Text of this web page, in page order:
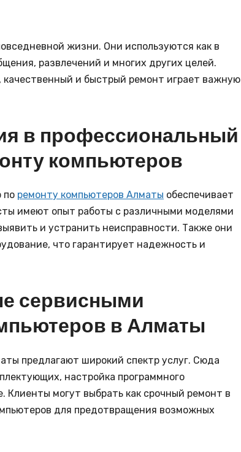
жизни. Они используются как в
развлечений и многих других целей.
качественный и быстрый ремонт играет важную
в профессиональный
компьютеров
по ремонту компьютеров Алматы обеспечивает
имеют опыт работы с различными моделями
и устранить неисправности. Также они
что гарантирует надежность и
сервисными
в Алматы
предлагают широкий спектр услуг. Сюда
настройка программного
Клиенты могут выбрать как срочный ремонт в
для предотвращения возможных